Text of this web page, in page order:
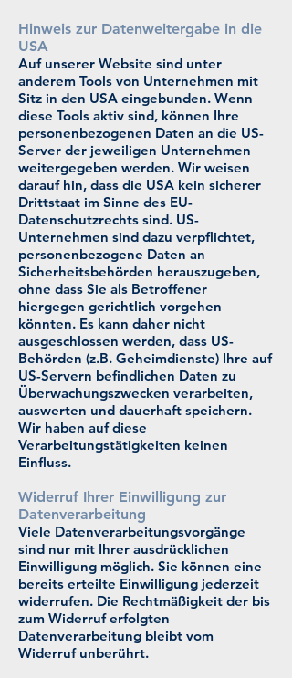
Hinweis zur Datenweitergabe in die
USA
Auf unserer Website sind unter
anderem Tools von Unternehmen mit
Sitz in den USA eingebunden. Wenn
diese Tools aktiv sind, können Ihre
personenbezogenen Daten an die US-
Server der jeweiligen Unternehmen
weitergegeben werden. Wir weisen
darauf hin, dass die USA kein sicherer
Drittstaat im Sinne des EU-
Datenschutzrechts sind. US-
Unternehmen sind dazu verpflichtet,
personenbezogene Daten an
Sicherheitsbehörden herauszugeben,
ohne dass Sie als Betroffener
hiergegen gerichtlich vorgehen
könnten. Es kann daher nicht
ausgeschlossen werden, dass US-
Behörden (z.B. Geheimdienste) Ihre auf
US-Servern befindlichen Daten zu
Überwachungszwecken verarbeiten,
auswerten und dauerhaft speichern.
Wir haben auf diese
Verarbeitungstätigkeiten keinen
Einfluss.
Widerruf Ihrer Einwilligung zur
Datenverarbeitung
Viele Datenverarbeitungsvorgänge
sind nur mit Ihrer ausdrücklichen
Einwilligung möglich. Sie können eine
bereits erteilte Einwilligung jederzeit
widerrufen. Die Rechtmäßigkeit der bis
zum Widerruf erfolgten
Datenverarbeitung bleibt vom
Widerruf unberührt.